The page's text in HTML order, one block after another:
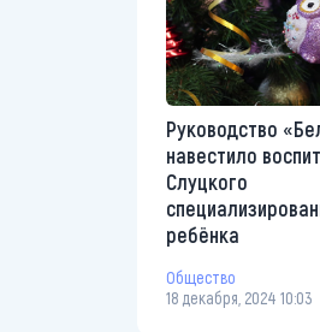
Руководство
навестило
Слуцкого
ребёнка
Общество
18 декабря, 2024 10:03